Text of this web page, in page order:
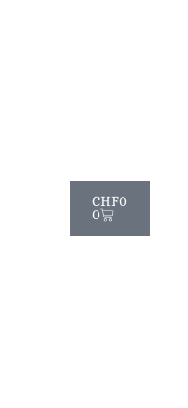
CHF0
0